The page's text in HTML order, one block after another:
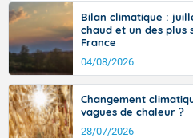
vent turbulent soufflant de secteur
ouest, dans un secteur qui part du
l’ouest de l’Hérault. L’étymologie de
signifiant au-delà des monts, en
d’où provient ce vent.
Bilan climatique :
chaud et un des plus
France
04/08/2026
Changement
vagues de chaleur ?
28/07/2026